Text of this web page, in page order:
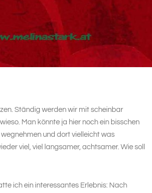
Ständig werden wir mit scheinbar
Man könnte ja hier noch ein bisschen
und dort vielleicht was
viel, viel langsamer, achtsamer. Wie soll
ich ein interessantes Erlebnis: Nach